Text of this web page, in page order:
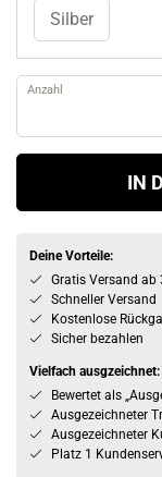
Silber
Anzahl
IN
Deine Vorteile:
Gratis Versand ab
Schneller Versand
Kostenlose
Sicher bezahlen
Vielfach ausgzeichnet:
Bewertet als
Ausgezeichneter
Ausgezeichneter
Platz 1